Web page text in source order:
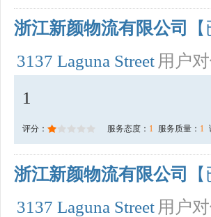
浙江新颜物流有限公司
3137 Laguna Street 用户
1
评分： 服务态度： 1 服务质量： 1
浙江新颜物流有限公司
3137 Laguna Street 用户